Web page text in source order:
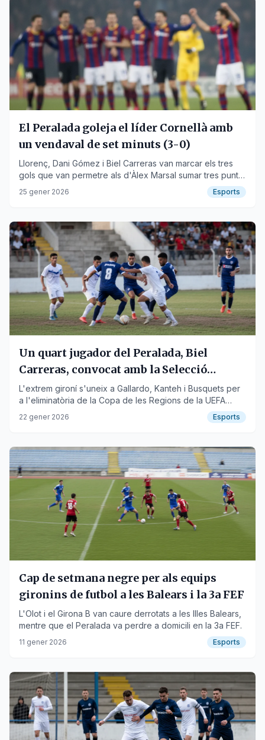
El Peralada goleja el líder Cornellà amb
un vendaval de set minuts (3-0)
Llorenç, Dani Gómez i Biel Carreras van marcar els tres
gols que van permetre als d'Àlex Marsal sumar tres punts
vitals.
25 gener 2026 Esports
Un quart jugador del Peralada, Biel
Carreras, convocat amb la Selecció
Catalana Amateur
L'extrem gironí s'uneix a Gallardo, Kanteh i Busquets per
a l'eliminatòria de la Copa de les Regions de la UEFA
contra Aragó.
22 gener 2026 Esports
Cap de setmana negre per als equips
gironins de futbol a les Balears i la 3a FEF
L'Olot i el Girona B van caure derrotats a les Illes Balears,
mentre que el Peralada va perdre a domicili en la 3a FEF.
11 gener 2026 Esports